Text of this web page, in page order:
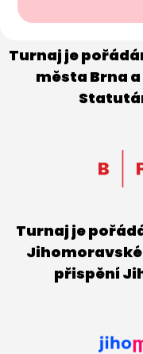
Turnaj je
města Brna
Turnaj je
přispění